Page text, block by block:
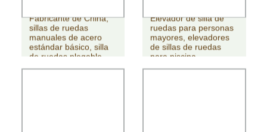
Fabricante de China,
sillas de ruedas
manuales de acero
estándar básico, silla
de ruedas plegable
Elevador de silla de
ruedas para personas
mayores, elevadores
de sillas de ruedas
para piscina